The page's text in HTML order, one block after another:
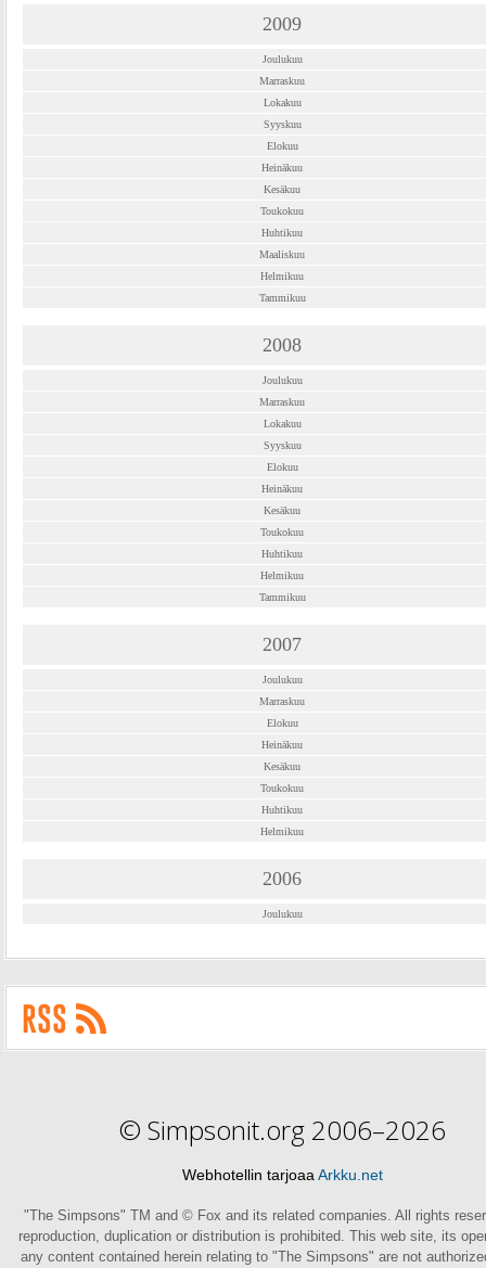
2009
Joulukuu
Marraskuu
Lokakuu
Syyskuu
Elokuu
Heinäkuu
Kesäkuu
Toukokuu
Huhtikuu
Maaliskuu
Helmikuu
Tammikuu
2008
Joulukuu
Marraskuu
Lokakuu
Syyskuu
Elokuu
Heinäkuu
Kesäkuu
Toukokuu
Huhtikuu
Helmikuu
Tammikuu
2007
Joulukuu
Marraskuu
Elokuu
Heinäkuu
Kesäkuu
Toukokuu
Huhtikuu
Helmikuu
2006
Joulukuu
© Simpsonit.org 2006–2026
Webhotellin tarjoaa Arkku.net
"The Simpsons" TM and © Fox and its related companies. All rights
reproduction, duplication or distribution is prohibited. This web site, its
any content contained herein relating to "The Simpsons" are not